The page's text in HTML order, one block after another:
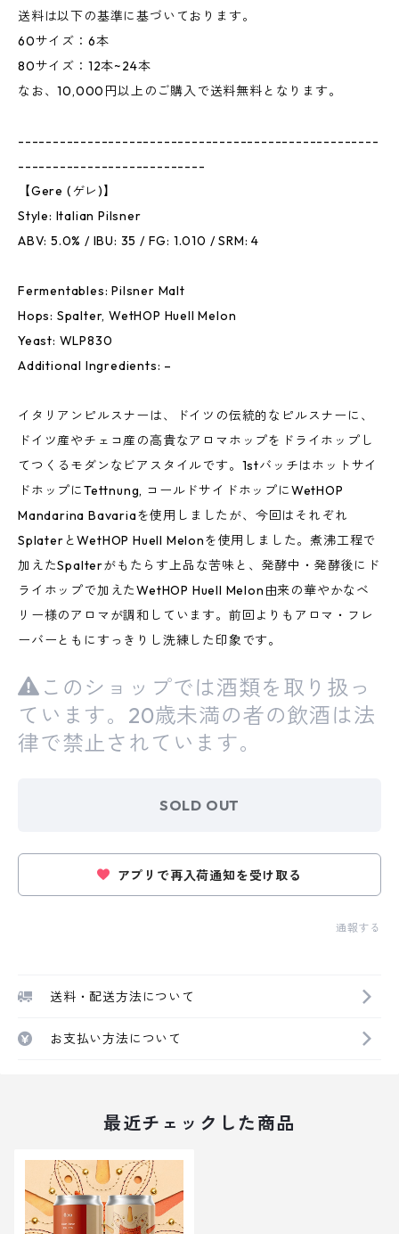
送料は以下の基準に基づいております。
60サイズ：6本
80サイズ：12本~24本
なお、10,000円以上のご購入で送料無料となります。
----------------------------------------------------
---------------------------
【Gere (ゲレ)】
Style: Italian Pilsner
ABV: 5.0% / IBU: 35 / FG: 1.010 / SRM: 4
Fermentables: Pilsner Malt
Hops: Spalter, WetHOP Huell Melon
Yeast: WLP830
Additional Ingredients: –
イタリアンピルスナーは、ドイツの伝統的なピルスナーに、
ドイツ産やチェコ産の高貴なアロマホップをドライホップし
てつくるモダンなビアスタイルです。1stバッチはホットサイ
ドホップにTettnung, コールドサイドホップにWetHOP
Mandarina Bavariaを使用しましたが、今回はそれぞれ
SplaterとWetHOP Huell Melonを使用しました。煮沸工程で
加えたSpalterがもたらす上品な苦味と、発酵中・発酵後にド
ライホップで加えたWetHOP Huell Melon由来の華やかなベ
リー様のアロマが調和しています。前回よりもアロマ・フレ
ーバーともにすっきりし洗練した印象です。
このショップでは酒類を取り扱っ
ています。20歳未満の者の飲酒は法
律で禁止されています。
SOLD OUT
アプリで再入荷通知を受け取る
通報する
送料・配送方法について
お支払い方法について
最近チェックした商品